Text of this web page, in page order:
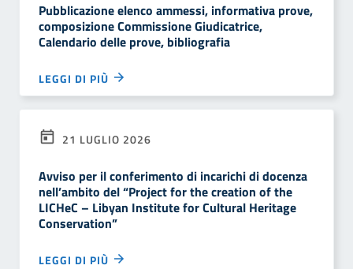
Pubblicazione elenco ammessi, informativa prove,
composizione Commissione Giudicatrice,
Calendario delle prove, bibliografia
LEGGI DI PIÙ
21 LUGLIO 2026
Avviso per il conferimento di incarichi di docenza
nell’ambito del “Project for the creation of the
LICHeC – Libyan Institute for Cultural Heritage
Conservation”
LEGGI DI PIÙ